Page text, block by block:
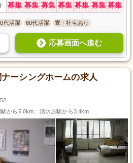
募集 募集 募集 募集 募集 募集 募集
代活躍 60代活躍 寮・社宅あり
応募画面へ進む
ーシングホームの求人
から5.0km、清水原駅から3.4km